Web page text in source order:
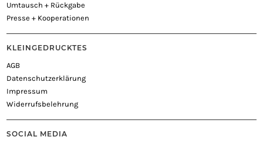
Umtausch + Rückgabe
Presse + Kooperationen
KLEINGEDRUCKTES
AGB
Datenschutzerklärung
Impressum
Widerrufsbelehrung
SOCIAL MEDIA